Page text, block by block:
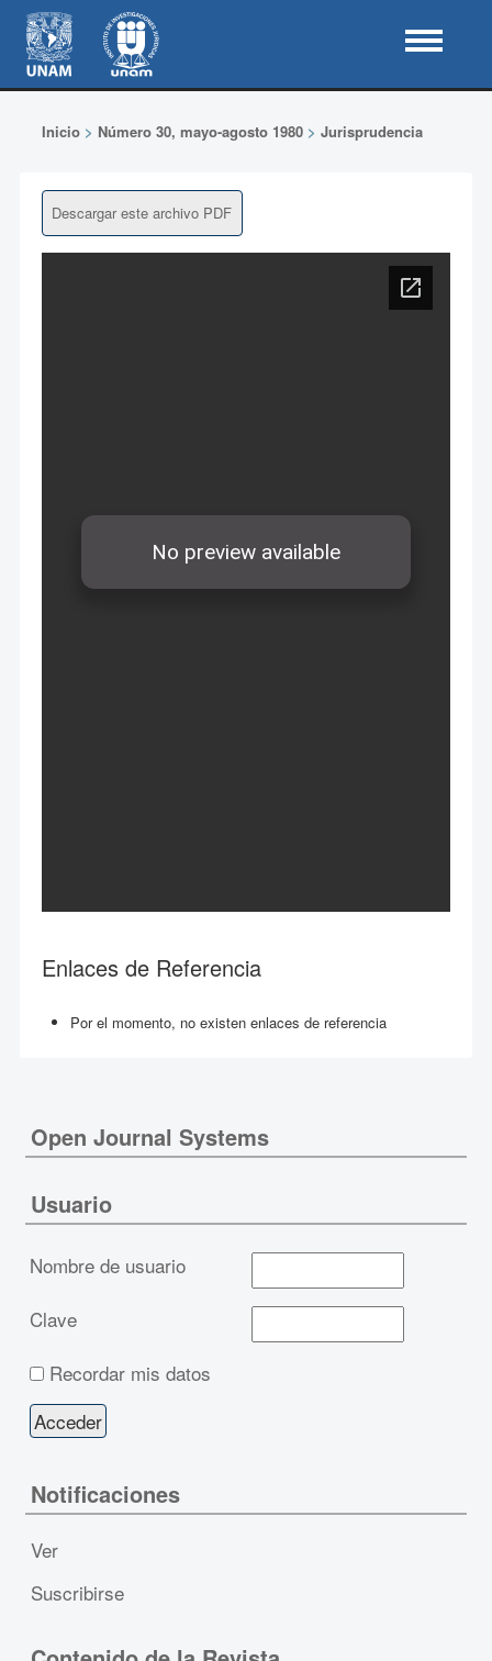
Inicio> Número 30, mayo-agosto 1980> Jurisprudencia
Descargar este archivo PDF
Enlaces de Referencia
Por el momento, no existen enlaces de referencia
Open Journal Systems
Usuario
Nombre de usuario
Clave
Recordar mis datos
Notificaciones
Ver
Suscribirse